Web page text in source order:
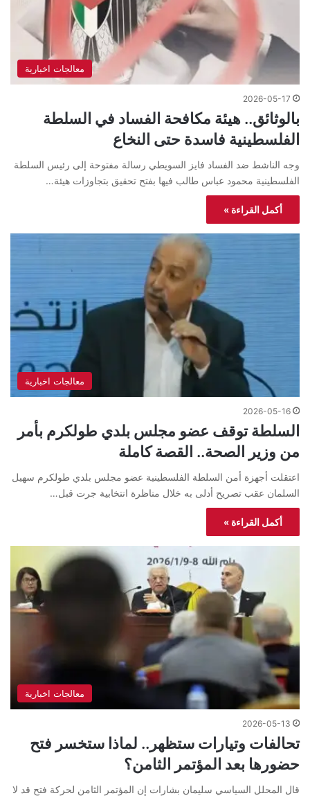
معالجات اخبارية
2026-05-17
بالوثائق.. هيئة مكافحة الفساد في السلطة
الفلسطينية فاسدة حتى النخاع
وجه الناشط ضد الفساد فايز السويطي رسالة مفتوحة إلى رئيس السلطة
الفلسطينية محمود عباس طالب فيها بفتح تحقيق بتجاوزات هيئة…
أكمل القراءة »
معالجات اخبارية
2026-05-16
السلطة توقف عضو مجلس بلدي طولكرم بأمر
من وزير الصحة.. القصة كاملة
اعتقلت أجهزة أمن السلطة الفلسطينية عضو مجلس بلدي طولكرم سهيل
السلمان عقب تصريح أدلى به خلال مناظرة انتخابية جرت قبل…
أكمل القراءة »
معالجات اخبارية
2026-05-13
تحالفات وتيارات ستظهر.. لماذا ستخسر فتح
حضورها بعد المؤتمر الثامن؟
قال المحلل السياسي سليمان بشارات إن المؤتمر الثامن لحركة فتح قد لا